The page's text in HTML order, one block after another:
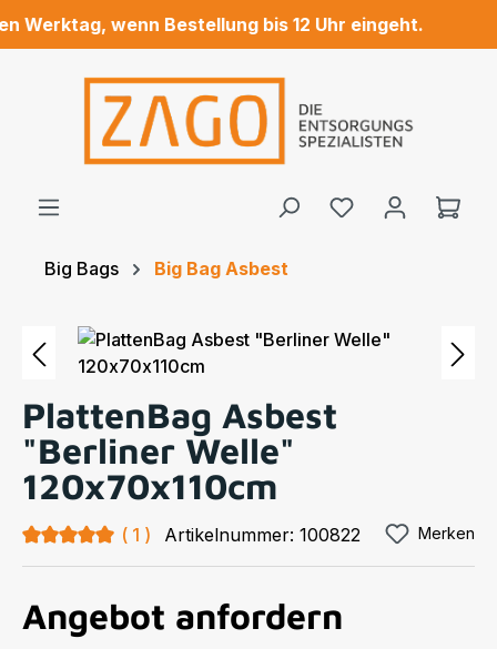
Zum Hauptinhalt springen
wenn Bestellung bis 12 Uhr eingeht.
Big Bags Big Bag Asbest
Bildergalerie überspringen
PlattenBag Asbest
"Berliner Welle"
120x70x110cm
Durchschnittliche Bewertung von 5 von 5 Sternen
1 Artikelnummer: 100822 Merken
Angebot anfordern